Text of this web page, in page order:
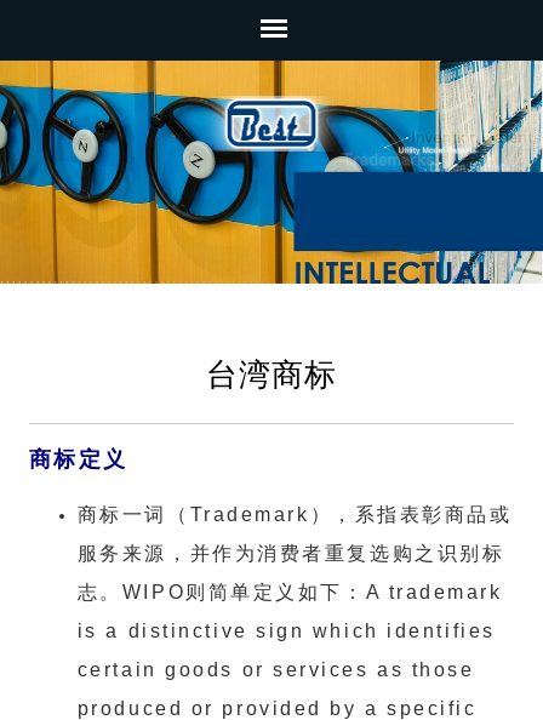
台湾商标
商标定义
商标一词（Trademark），系指表彰商品或
服务来源，并作为消费者重复选购之识别标
志。WIPO则简单定义如下：A trademark
is a distinctive sign which identifies
certain goods or services as those
produced or provided by a specific